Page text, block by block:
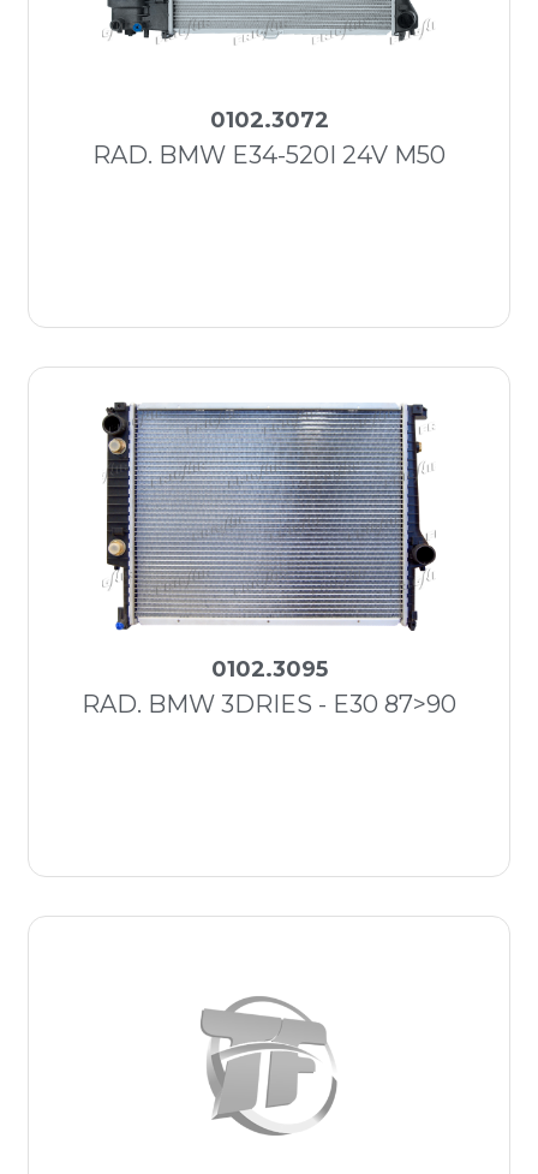
0102.3072
RAD. BMW E34-520I 24V M50
0102.3095
RAD. BMW 3DRIES - E30 87>90